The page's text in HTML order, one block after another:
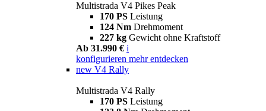
Multistrada V4 Pikes Peak
170 PS Leistung
124 Nm Drehmoment
227 kg Gewicht ohne Kraftstoff
Ab 31.990 € i
konfigurieren mehr entdecken
new V4 Rally
Multistrada V4 Rally
170 PS Leistung